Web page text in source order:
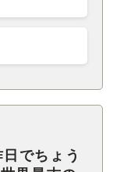
でちょう